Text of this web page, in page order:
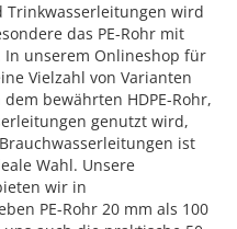
Trinkwasserleitungen wird
das PE-Rohr mit
In unserem Onlineshop für
Vielzahl von Varianten
bewährten HDPE-Rohr,
genutzt wird,
ist
Wahl. Unsere
wir in
PE-Rohr 20 mm als 100